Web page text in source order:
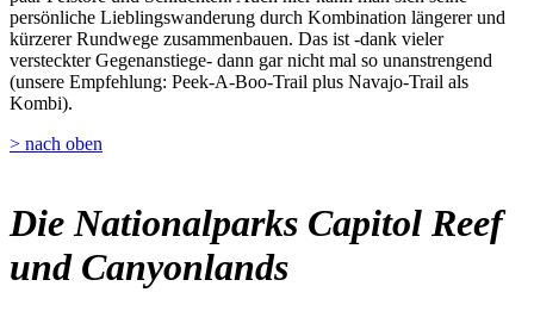
persönliche Lieblingswanderung durch Kombination längerer und
kürzerer Rundwege zusammenbauen. Das ist -dank vieler
versteckter Gegenanstiege- dann gar nicht mal so unanstrengend
(unsere Empfehlung: Peek-A-Boo-Trail plus Navajo-Trail als
Kombi).
> nach oben
Die Nationalparks Capitol Reef
und Canyonlands